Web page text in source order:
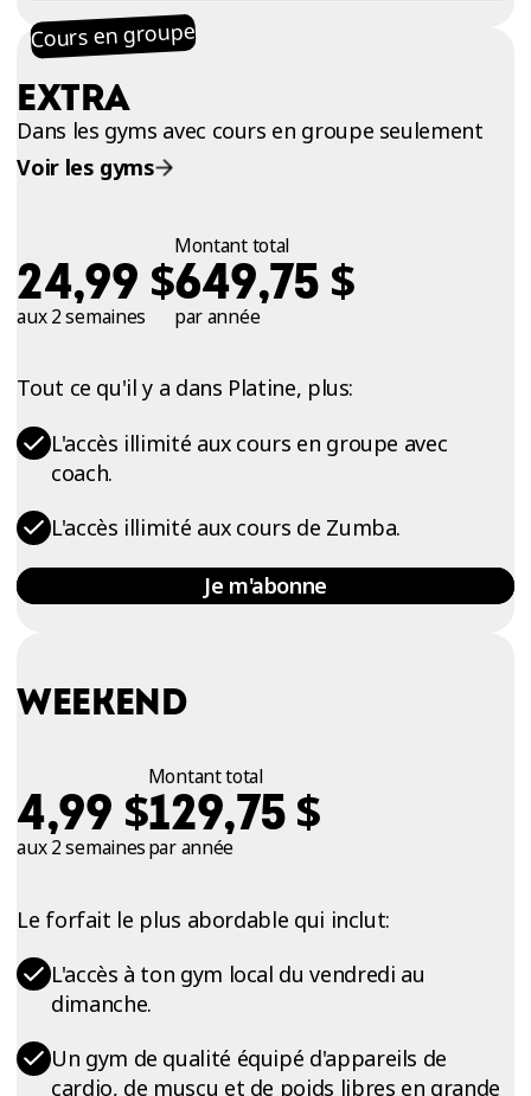
WEEKEND
4,99 $
aux 2 semaines
Montant total
129,75 $
par année
Le forfait le plus abordable qui inclut:
L'accès à ton gym local du vendredi au
dimanche.
Un gym de qualité équipé d'appareils de
cardio, de muscu et de poids libres en grande
Cours en groupe
EXTRA
Dans les gyms avec cours en groupe seulement
Voir les gyms
24,99 $
aux 2 semaines
Montant total
649,75 $
par année
Tout ce qu'il y a dans Platine, plus:
L'accès illimité aux cours en groupe avec
coach.
L'accès illimité aux cours de Zumba.
Je m'abonne